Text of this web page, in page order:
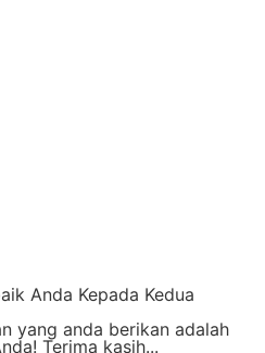
Anda Kepada Kedua
yang anda berikan adalah
Terima kasih...